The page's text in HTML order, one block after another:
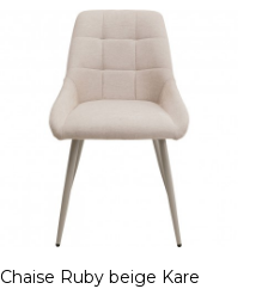
Chaise Ruby beige Kare